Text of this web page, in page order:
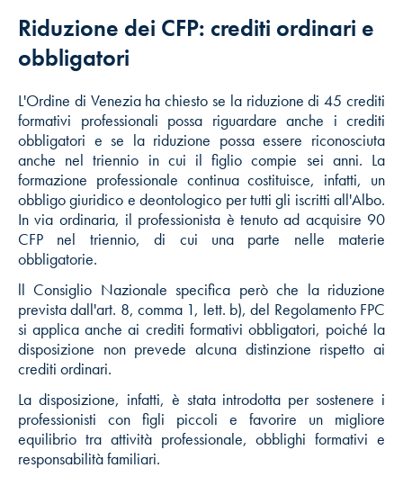
Riduzione dei CFP: crediti ordinari e
obbligatori
L'Ordine di Venezia ha chiesto se la riduzione di 45 crediti
formativi professionali possa riguardare anche i crediti
obbligatori e se la riduzione possa essere riconosciuta
anche nel triennio in cui il figlio compie sei anni. La
formazione professionale continua costituisce, infatti, un
obbligo giuridico e deontologico per tutti gli iscritti all'Albo.
In via ordinaria, il professionista è tenuto ad acquisire 90
CFP nel triennio, di cui una parte nelle materie
obbligatorie.
ll Consiglio Nazionale specifica però che la riduzione
prevista dall'art. 8, comma 1, lett. b), del Regolamento FPC
si applica anche ai crediti formativi obbligatori, poiché la
disposizione non prevede alcuna distinzione rispetto ai
crediti ordinari.
La disposizione, infatti, è stata introdotta per sostenere i
professionisti con figli piccoli e favorire un migliore
equilibrio tra attività professionale, obblighi formativi e
responsabilità familiari.